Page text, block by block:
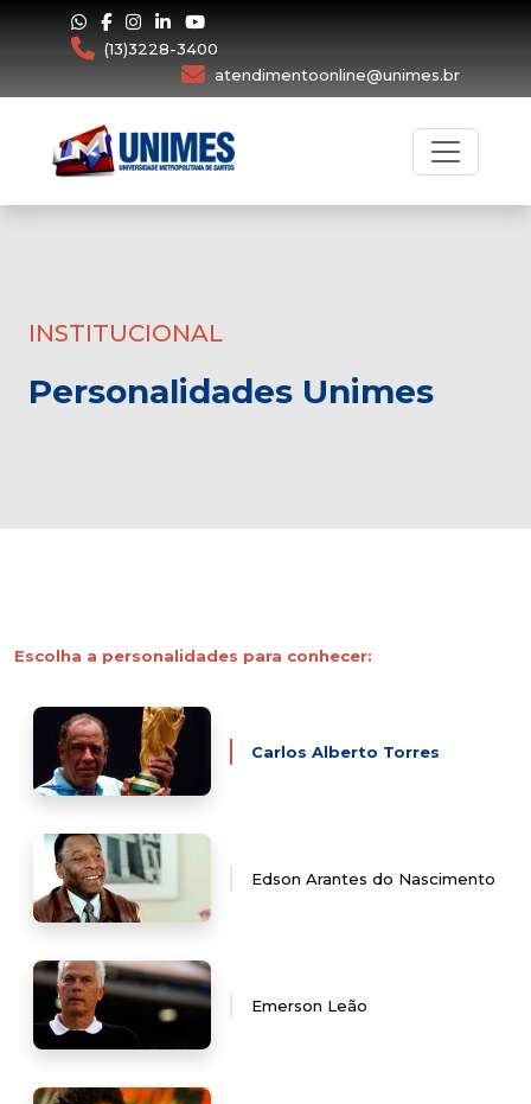
(13)3228-3400
atendimentoonline@unimes.br
INSTITUCIONAL
Personalidades Unimes
Escolha a personalidades para conhecer:
Carlos Alberto Torres
Edson Arantes do Nascimento
Emerson Leão